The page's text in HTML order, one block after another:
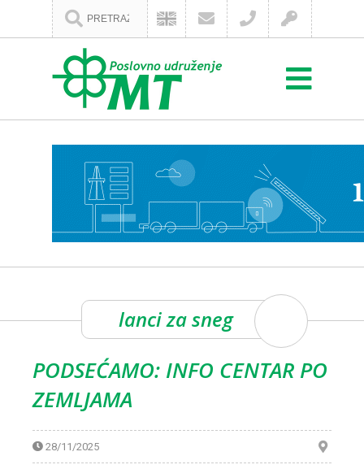
lanci za sneg
PODSEĆAMO: INFO CENTAR PO
ZEMLJAMA
28/11/2025